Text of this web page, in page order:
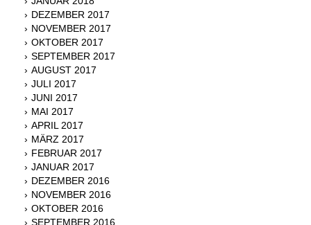
DEZEMBER 2017
NOVEMBER 2017
OKTOBER 2017
SEPTEMBER 2017
AUGUST 2017
JULI 2017
JUNI 2017
MAI 2017
APRIL 2017
MÄRZ 2017
FEBRUAR 2017
JANUAR 2017
DEZEMBER 2016
NOVEMBER 2016
OKTOBER 2016
SEPTEMBER 2016